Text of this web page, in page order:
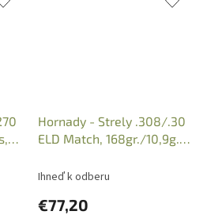
Hornady - Strely .308/.30
ELD Match, 168gr./10,9g.
Ihneď k odberu
€77,20